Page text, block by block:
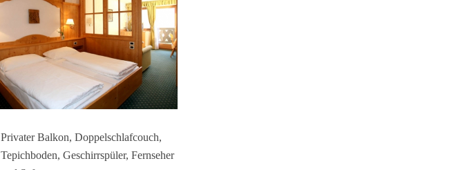
Privater Balkon, Doppelschlafcouch,
Tepichboden, Geschirrspüler, Fernseher